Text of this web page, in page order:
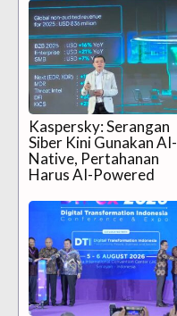
Kaspersky: Serangan
Siber Kini Gunakan AI-
Native, Pertahanan
Harus AI-Powered